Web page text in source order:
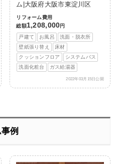
ム|大阪府大阪市東淀川区
リフォーム費用
総額1,208,000円
戸建て
お風呂
洗面・脱衣所
壁紙張り替え
床材
クッションフロア
システムバス
洗面化粧台
ガス給湯器
2022年03月15日公開
例